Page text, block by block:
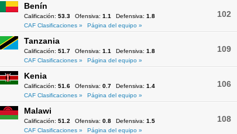
Benín
Calificación: 53.3 Ofensiva: 1.1 Defensiva: 1.8
CAF Clasificaciones »
Página del equipo »
102
Tanzania
Calificación: 51.7 Ofensiva: 1.1 Defensiva: 1.8
CAF Clasificaciones »
Página del equipo »
109
Kenia
Calificación: 51.6 Ofensiva: 0.7 Defensiva: 1.4
CAF Clasificaciones »
Página del equipo »
106
Malawi
Calificación: 51.2 Ofensiva: 0.8 Defensiva: 1.5
CAF Clasificaciones »
Página del equipo »
108